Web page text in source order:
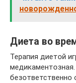
Диета во
Терапия диетой
безответственно